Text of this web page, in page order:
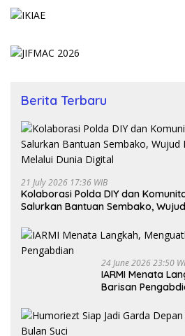
Berita Terbaru
21 July 2026 17:36 WIB
Kolaborasi Polda DIY dan
Salurkan Bantuan Sembako,
24 June 2026 23:50
IARMI Menata
Barisan